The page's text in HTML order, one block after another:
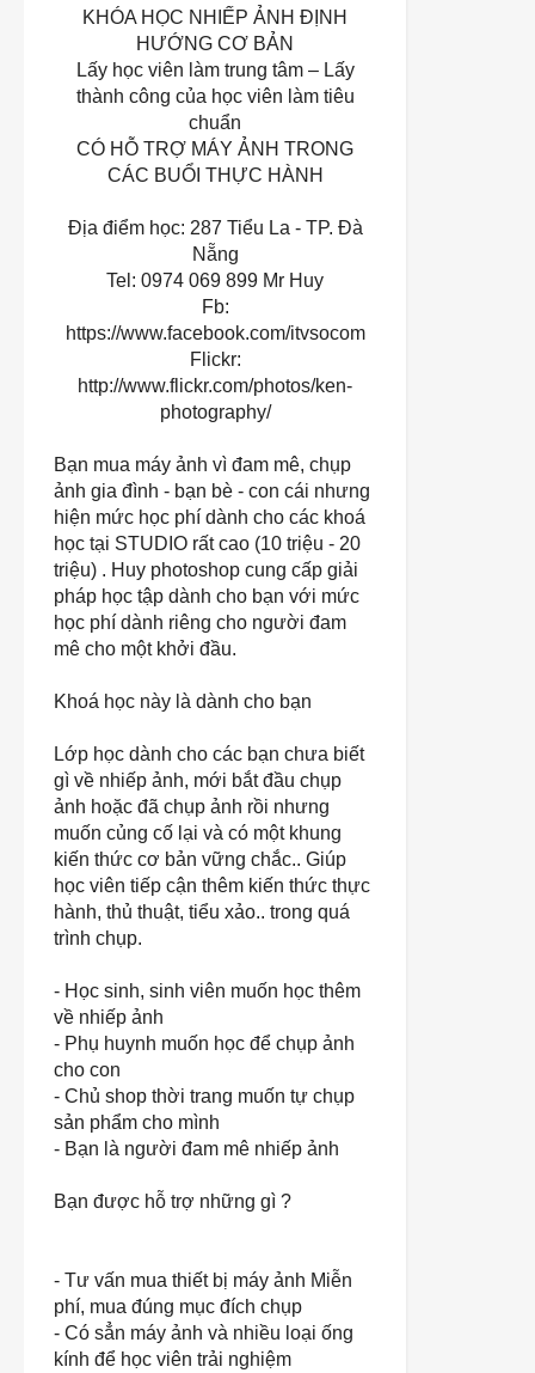
KHÓA HỌC NHIẾP ẢNH ĐỊNH
HƯỚNG CƠ BẢN
Lấy học viên làm trung tâm – Lấy
thành công của học viên làm tiêu
chuẩn
CÓ HỖ TRỢ MÁY ẢNH TRONG
CÁC BUỔI THỰC HÀNH
Địa điểm học: 287 Tiểu La - TP. Đà
Nẵng
Tel: 0974 069 899 Mr Huy
Fb:
https://www.facebook.com/itvsocom
Flickr:
http://www.flickr.com/photos/ken-
photography/
Bạn mua máy ảnh vì đam mê, chụp
ảnh gia đình - bạn bè - con cái nhưng
hiện mức học phí dành cho các khoá
học tại STUDIO rất cao (10 triệu - 20
triệu) . Huy photoshop cung cấp giải
pháp học tập dành cho bạn với mức
học phí dành riêng cho người đam
mê cho một khởi đầu.
Khoá học này là dành cho bạn
Lớp học dành cho các bạn chưa biết
gì về nhiếp ảnh, mới bắt đầu chụp
ảnh hoặc đã chụp ảnh rồi nhưng
muốn củng cố lại và có một khung
kiến thức cơ bản vững chắc.. Giúp
học viên tiếp cận thêm kiến thức thực
hành, thủ thuật, tiểu xảo.. trong quá
trình chụp.
- Học sinh, sinh viên muốn học thêm
về nhiếp ảnh
- Phụ huynh muốn học để chụp ảnh
cho con
- Chủ shop thời trang muốn tự chụp
sản phẩm cho mình
- Bạn là người đam mê nhiếp ảnh
Bạn được hỗ trợ những gì ?
- Tư vấn mua thiết bị máy ảnh Miễn
phí, mua đúng mục đích chụp
- Có sẳn máy ảnh và nhiều loại ống
kính để học viên trải nghiệm